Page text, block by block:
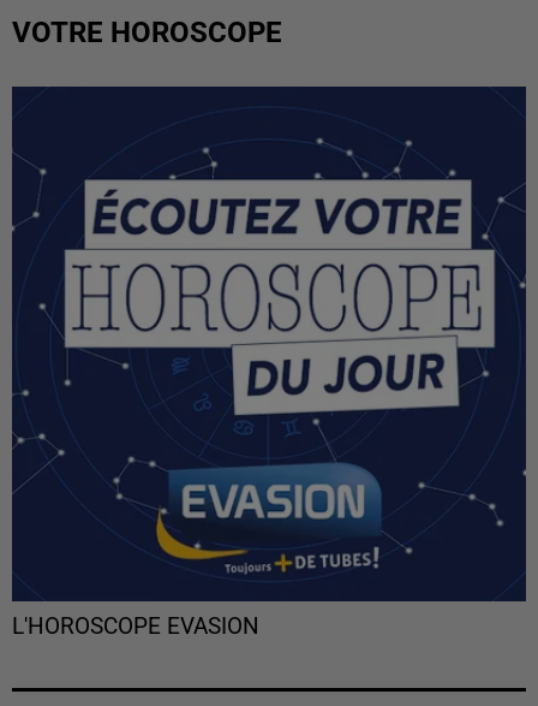
VOTRE HOROSCOPE
L'HOROSCOPE EVASION